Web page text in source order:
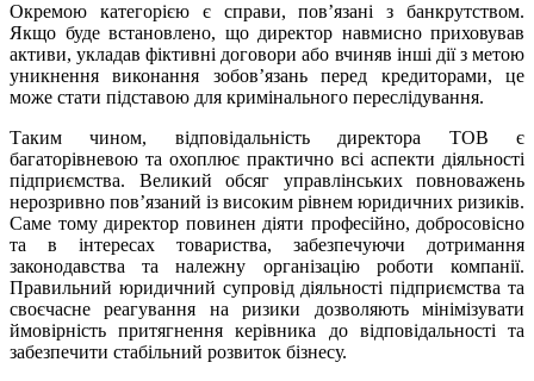
Окремою категорією є справи, пов’язані з банкрутством.
Якщо буде встановлено, що директор навмисно приховував
активи, укладав фіктивні договори або вчиняв інші дії з метою
уникнення виконання зобов’язань перед кредиторами, це
може стати підставою для кримінального переслідування.
Таким чином, відповідальність директора ТОВ є
багаторівневою та охоплює практично всі аспекти діяльності
підприємства. Великий обсяг управлінських повноважень
нерозривно пов’язаний із високим рівнем юридичних ризиків.
Саме тому директор повинен діяти професійно, добросовісно
та в інтересах товариства, забезпечуючи дотримання
законодавства та належну організацію роботи компанії.
Правильний юридичний супровід діяльності підприємства та
своєчасне реагування на ризики дозволяють мінімізувати
ймовірність притягнення керівника до відповідальності та
забезпечити стабільний розвиток бізнесу.